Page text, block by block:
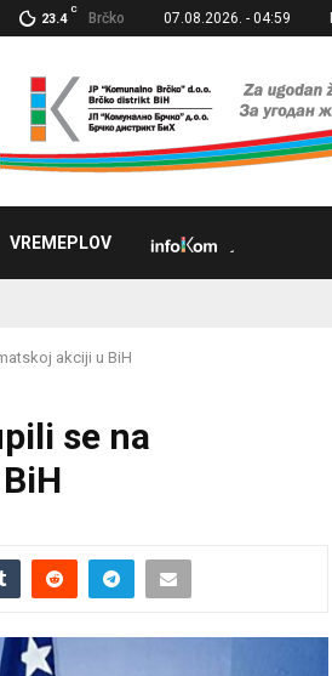
23.4
C
Brčko 07.08.2026. - 04:59
VREMEPLOV
akciji u BiH
se na